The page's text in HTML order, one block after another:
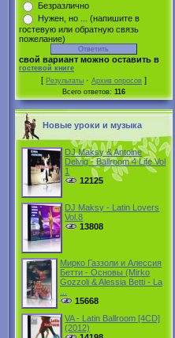
Безразлично
Нужен, но ... (напишите в
гостевую или обратную связь
пожелание)
свой вариант можно оставить в
гостевой книге
[ Результаты · Архив опросов ]
Всего ответов: 116
Новые уроки и музыка
DJ Maksy & Antoine
Delvig - Ballroom 4 Life Vol
1
12125
DJ Maksy - Latin Lovers
Vol.8
13808
Мирко Газзоли и Алессия
Бетти - Основы (Mirko
Gozzoli & Alessia Betti - La
15668
VA - Latin Ballroom [4CD]
(2012)